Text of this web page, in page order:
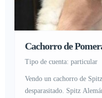
Cachorro de
tipo de cuenta: particular
Vendo un cachorro de
desparasitado. Spitz